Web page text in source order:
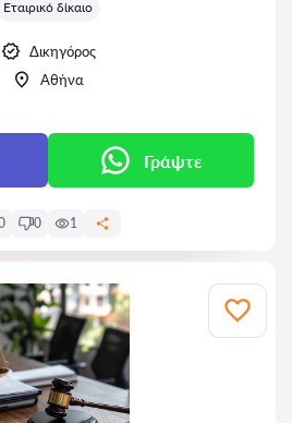
Εταιρικό δίκαιο
Δικηγόρος
Αθήνα
Γράψτε
0 1